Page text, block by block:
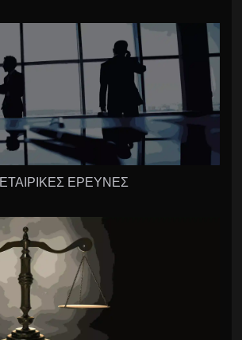
ΕΤΑΙΡΙΚΕΣ ΕΡΕΥΝΕΣ